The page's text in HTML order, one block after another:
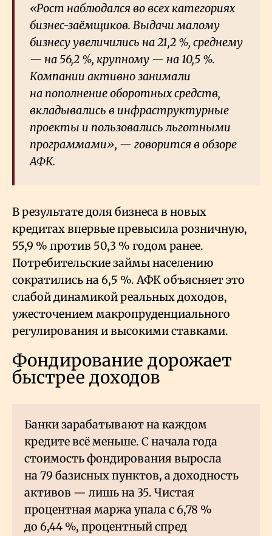
«Рост наблюдался во всех категориях
бизнес-заёмщиков. Выдачи малому
бизнесу увеличились на 21,2 %, среднему
— на 56,2 %, крупному — на 10,5 %.
Компании активно занимали
на пополнение оборотных средств,
вкладывались в инфраструктурные
проекты и пользовались льготными
программами», — говорится в обзоре
АФК.
В результате доля бизнеса в новых
кредитах впервые превысила розничную,
55,9 % против 50,3 % годом ранее.
Потребительские займы населению
сократились на 6,5 %. АФК объясняет это
слабой динамикой реальных доходов,
ужесточением макропруденциального
регулирования и высокими ставками.
Фондирование дорожает
быстрее доходов
Банки зарабатывают на каждом
кредите всё меньше. С начала года
стоимость фондирования выросла
на 79 базисных пунктов, а доходность
активов — лишь на 35. Чистая
процентная маржа упала с 6,78 %
до 6,44 %, процентный спред